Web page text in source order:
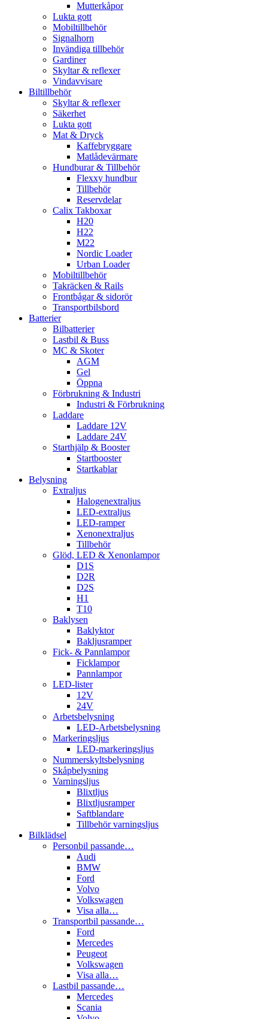
Mutterkåpor
Lukta gott
Mobiltillbehör
Signalhorn
Invändiga tillbehör
Gardiner
Skyltar & reflexer
Vindavvisare
Biltillbehör
Skyltar & reflexer
Säkerhet
Lukta gott
Mat & Dryck
Kaffebryggare
Matlådevärmare
Hundburar & Tillbehör
Flexxy hundbur
Tillbehör
Reservdelar
Calix Takboxar
H20
H22
M22
Nordic Loader
Urban Loader
Mobiltillbehör
Takräcken & Rails
Frontbågar & sidorör
Transportbilsbord
Batterier
Bilbatterier
Lastbil & Buss
MC & Skoter
AGM
Gel
Öppna
Förbrukning & Industri
Industri & Förbrukning
Laddare
Laddare 12V
Laddare 24V
Starthjälp & Booster
Startbooster
Startkablar
Belysning
Extraljus
Halogenextraljus
LED-extraljus
LED-ramper
Xenonextraljus
Tillbehör
Glöd, LED & Xenonlampor
D1S
D2R
D2S
H1
T10
Baklysen
Baklyktor
Bakljusramper
Fick- & Pannlampor
Ficklampor
Pannlampor
LED-lister
12V
24V
Arbetsbelysning
LED-Arbetsbelysning
Markeringsljus
LED-markeringsljus
Nummerskyltsbelysning
Skåpbelysning
Varningsljus
Blixtljus
Blixtljusramper
Saftblandare
Tillbehör varningsljus
Bilklädsel
Personbil passande…
Audi
BMW
Ford
Volvo
Volkswagen
Visa alla…
Transportbil passande…
Ford
Mercedes
Peugeot
Volkswagen
Visa alla…
Lastbil passande…
Mercedes
Scania